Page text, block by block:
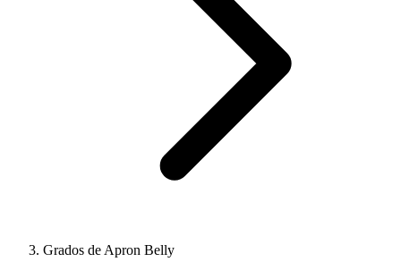
Grados de Apron Belly